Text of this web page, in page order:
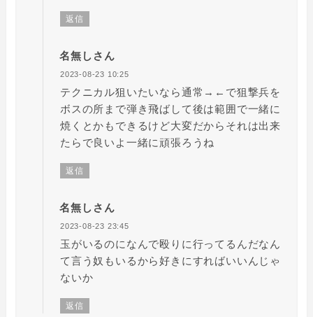
返信
名無しさん
2023-08-23 10:25
テクニカル狙いたいなら通常→←で狙撃兵を
ボスの所まで弾き飛ばして後は範囲で一緒に
焼くとかもできるけど大変だからそれは出来
たらで良いよ一緒に頑張ろうね
返信
名無しさん
2023-08-23 23:45
玉がいるのになんで殴りに行ってるんだなん
て言う奴もいるから好きにすればいいんじゃ
ないか
返信